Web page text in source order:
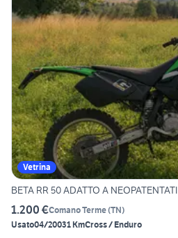
Vetrina
BETA RR 50 ADATTO A NEOPATENTATI
1.200 €Comano Terme(TN)
Usato04/20031 KmCross / Enduro